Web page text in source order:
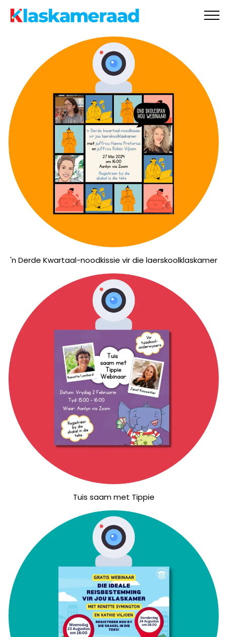
Ons aanlyn winkel
Tippie
Gratis materiaal
Nuus
Onderhoude
Skoolbesoeke
Webinare
Kontak Ons
'n Derde Kwartaal-noodkissie vir die laerskoolklaskamer
Tuis saam met Tippie